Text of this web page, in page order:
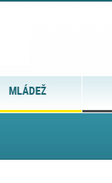
MLÁDEŽ